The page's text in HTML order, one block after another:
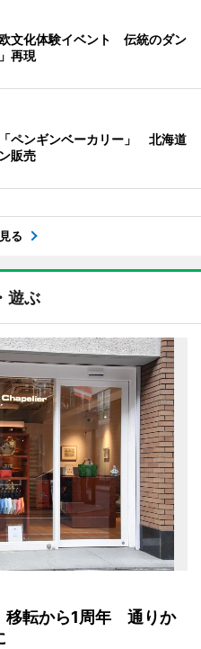
文化体験イベント 伝統のダン
再現
ペンギンベーカリー」 北海道
販売
る
遊ぶ
移転から1周年 通りか